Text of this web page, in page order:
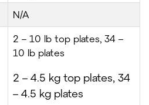
N/A
2 – 10 lb top plates, 34 –
10 lb plates
2 – 4.5 kg top plates, 34
– 4.5 kg plates